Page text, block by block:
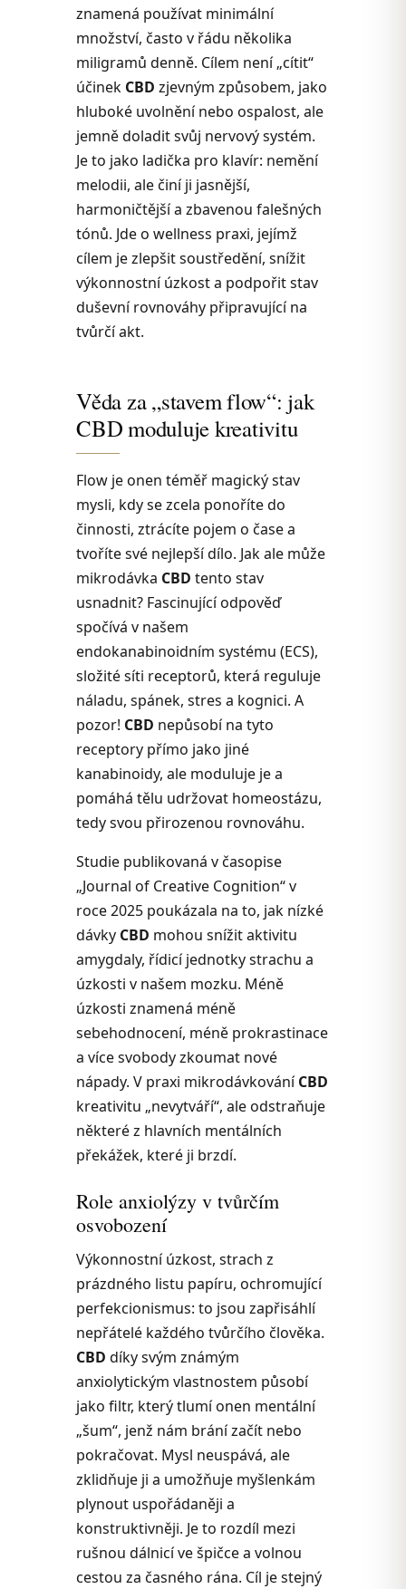
znamená používat minimální
množství, často v řádu několika
miligramů denně. Cílem není „cítit“
účinek CBD zjevným způsobem, jako
hluboké uvolnění nebo ospalost, ale
jemně doladit svůj nervový systém.
Je to jako ladička pro klavír: nemění
melodii, ale činí ji jasnější,
harmoničtější a zbavenou falešných
tónů. Jde o wellness praxi, jejímž
cílem je zlepšit soustředění, snížit
výkonnostní úzkost a podpořit stav
duševní rovnováhy připravující na
tvůrčí akt.
Věda za „stavem flow“: jak
CBD moduluje kreativitu
Flow je onen téměř magický stav
mysli, kdy se zcela ponoříte do
činnosti, ztrácíte pojem o čase a
tvoříte své nejlepší dílo. Jak ale může
mikrodávka CBD tento stav
usnadnit? Fascinující odpověď
spočívá v našem
endokanabinoidním systému (ECS),
složité síti receptorů, která reguluje
náladu, spánek, stres a kognici. A
pozor! CBD nepůsobí na tyto
receptory přímo jako jiné
kanabinoidy, ale moduluje je a
pomáhá tělu udržovat homeostázu,
tedy svou přirozenou rovnováhu.
Studie publikovaná v časopise
„Journal of Creative Cognition“ v
roce 2025 poukázala na to, jak nízké
dávky CBD mohou snížit aktivitu
amygdaly, řídicí jednotky strachu a
úzkosti v našem mozku. Méně
úzkosti znamená méně
sebehodnocení, méně prokrastinace
a více svobody zkoumat nové
nápady. V praxi mikrodávkováníCBD
kreativitu „nevytváří“, ale odstraňuje
některé z hlavních mentálních
překážek, které ji brzdí.
Role anxiolýzy v tvůrčím
osvobození
Výkonnostní úzkost, strach z
prázdného listu papíru, ochromující
perfekcionismus: to jsou zapřisáhlí
nepřátelé každého tvůrčího člověka.
CBD díky svým známým
anxiolytickým vlastnostem působí
jako filtr, který tlumí onen mentální
„šum“, jenž nám brání začít nebo
pokračovat. Mysl neuspává, ale
zklidňuje ji a umožňuje myšlenkám
plynout uspořádaněji a
konstruktivněji. Je to rozdíl mezi
rušnou dálnicí ve špičce a volnou
cestou za časného rána. Cíl je stejný